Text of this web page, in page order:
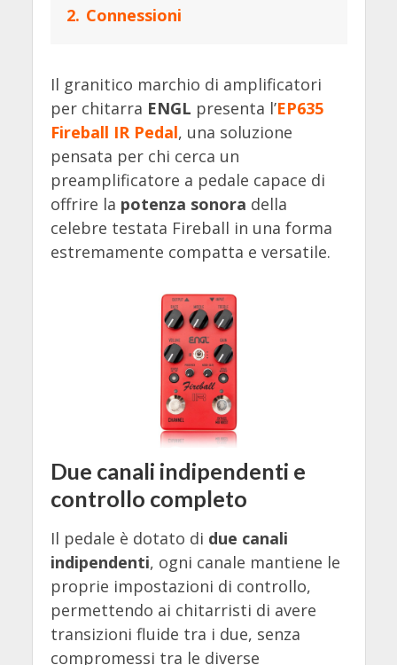
2. Connessioni
Il granitico marchio di amplificatori
per chitarra ENGL presenta l’EP635
Fireball IR Pedal, una soluzione
pensata per chi cerca un
preamplificatore a pedale capace di
offrire la potenza sonora della
celebre testata Fireball in una forma
estremamente compatta e versatile.
Due canali indipendenti e
controllo completo
Il pedale è dotato di due canali
indipendenti, ogni canale mantiene le
proprie impostazioni di controllo,
permettendo ai chitarristi di avere
transizioni fluide tra i due, senza
compromessi tra le diverse